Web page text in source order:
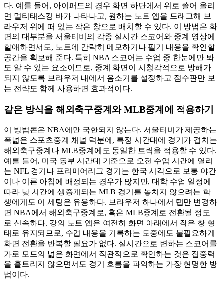
다. 예를 들어, 아이패드의 경우 화면 하단에서 위로 쓸어 올리
면 멀티태스킹 바가 나타나고, 원하는 노트 앱을 드래그해 브
라우저 위에 떠 있는 작은 창으로 배치할 수 있다. 이 방법은 화
면의 대부분을 서울티비의 각종 실시간 스코어와 중계 영상에
할애하면서도, 노트에 간략히 메모하거나 필기 내용을 확인할
공간을 확보해 준다. 특히 NBA 스코어는 수업 중 한눈에만 봐
도 알 수 있는 요소이므로, 중계 화면이 시청각적으로 방해가
되지 않도록 브라우저 내에서 음소거를 설정하고 점수판만 보
는 전략도 함께 사용하면 효과적이다.
같은 방식을 해외축구중계와 MLB중계에 적용하기
이 방법론은 NBA에만 국한되지 않는다. 서울티비가 제공하는
폭넓은 스포츠중계 채널 덕분에, 특정 시간대에 경기가 겹치는
해외축구중계나 MLB중계에도 동일한 트릭을 적용할 수 있다.
예를 들어, 미국 동부 시간대 기준으로 오전 수업 시간에 열리
는 NFL 경기나 프리미어리그 경기는 한국 시각으로 보통 야간
이나 이른 아침에 배정되는 경우가 많지만, 대학 수업 일정에
따라 낮 시간에 생중계되는 MLB 경기를 놓치지 않으려는 학
생에게도 이 세팅은 유용하다. 브라우저 하나에서 탭만 변경하
면 NBA에서 해외축구중계로, 혹은 MLB중계로 전환될 정도
로 신속하다. 강의 노트 앱은 여전히 화면 아래에서 작은 창 형
태로 유지되므로, 수업 내용을 기록하는 도중에도 불필요하게
화면 전환을 반복할 필요가 없다. 실시간으로 변하는 스코어를
가로 모드의 넓은 화면에서 직관적으로 확인하는 것은 집중력
을 흩트리지 않으면서도 경기 흐름을 파악하는 가장 현명한 방
법이다.